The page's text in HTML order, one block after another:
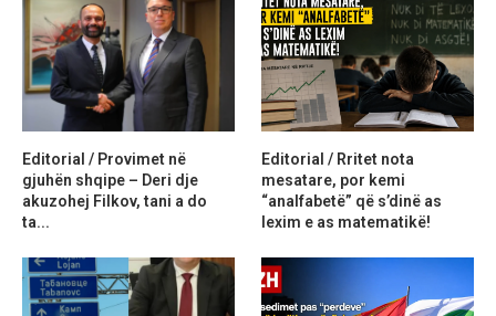
Editorial / Provimet në
gjuhën shqipe – Deri dje
akuzohej Filkov, tani a do
ta...
Editorial / Rritet nota
mesatare, por kemi
“analfabetë” që s’dinë as
lexim e as matematikë!